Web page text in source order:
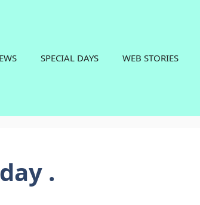
SPECIAL DAYS WEB STORIES
.